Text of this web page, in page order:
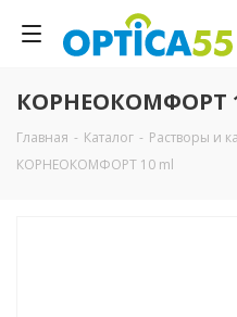
КОРНЕОКОМФОРТ
Главная - Каталог - Растворы и
КОРНЕОКОМФОРТ 10 ml